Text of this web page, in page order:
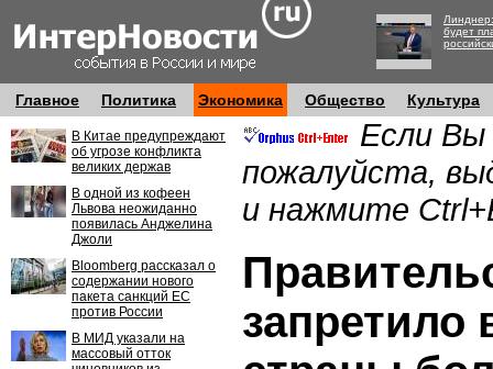
будет
Главное Политика Экономика Общество Культура
В Китае предупреждают
об угрозе конфликта
великих держав
В одной из кофеен
Львова неожиданно
появилась Анджелина
Джоли
Bloomberg рассказал о
содержании нового
пакета санкций ЕС
против России
В МИД указали на
массовый отток
Если Вы
пожалуйста,
и нажмите
запретило